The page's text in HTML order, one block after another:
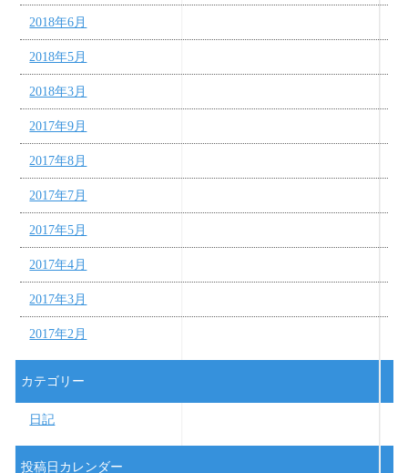
2018年6月
2018年5月
2018年3月
2017年9月
2017年8月
2017年7月
2017年5月
2017年4月
2017年3月
2017年2月
カテゴリー
日記
投稿日カレンダー